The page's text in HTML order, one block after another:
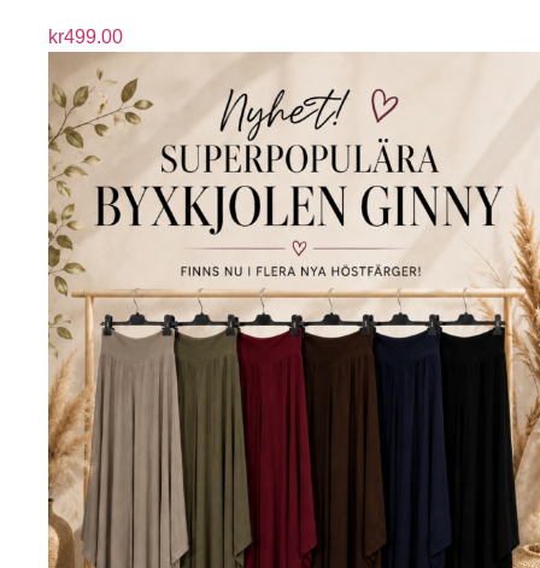
kr499.00